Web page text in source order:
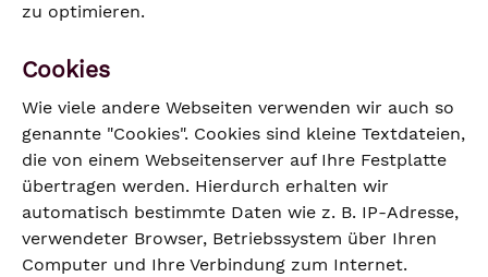
zu optimieren.
Cookies
Wie viele andere Webseiten verwenden wir auch so
genannte "Cookies". Cookies sind kleine Textdateien,
die von einem Webseitenserver auf Ihre Festplatte
übertragen werden. Hierdurch erhalten wir
automatisch bestimmte Daten wie z. B. IP-Adresse,
verwendeter Browser, Betriebssystem über Ihren
Computer und Ihre Verbindung zum Internet.